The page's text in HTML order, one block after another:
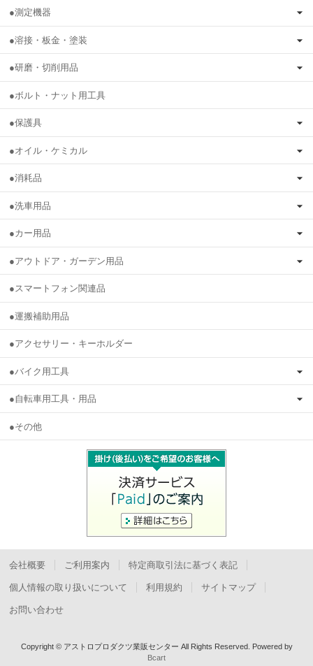
●測定機器
●溶接・板金・塗装
●研磨・切削用品
●ボルト・ナット用工具
●保護具
●オイル・ケミカル
●消耗品
●洗車用品
●カー用品
●アウトドア・ガーデン用品
●スマートフォン関連品
●運搬補助用品
●アクセサリー・キーホルダー
●バイク用工具
●自転車用工具・用品
●その他
会社概要 ご利用案内 特定商取引法に基づく表記
個人情報の取り扱いについて 利用規約 サイトマップ
お問い合わせ
Copyright © アストロプロダクツ業販センター All Rights Reserved.
Powered by
Bcart